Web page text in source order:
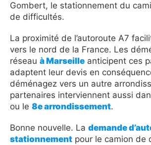
Gombert, le stationnement du
de difficultés.
La proximité de l’autoroute A7
vers le nord de la France. Les
réseau à Marseille anticipent ces
adaptent leur devis en
déménagez vers un autre
partenaires interviennent aussi
ou le 8e arrondissement.
Bonne nouvelle. La demande
stationnement pour le camion de